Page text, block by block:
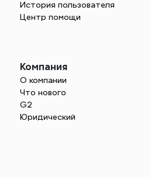
История пользователя
Центр помощи
Компания
О компании
Что нового
G2
Юридический